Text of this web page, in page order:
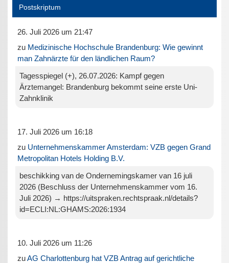
Postskriptum
26. Juli 2026 um 21:47
zu Medizinische Hochschule Brandenburg: Wie gewinnt
man Zahnärzte für den ländlichen Raum?
Tagesspiegel (+), 26.07.2026: Kampf gegen
Ärztemangel: Brandenburg bekommt seine erste Uni-
Zahnklinik
17. Juli 2026 um 16:18
zu Unternehmenskammer Amsterdam: VZB gegen Grand
Metropolitan Hotels Holding B.V.
beschikking van de Ondernemingskamer van 16 juli
2026 (Beschluss der Unternehmenskammer vom 16.
Juli 2026) → https://uitspraken.rechtspraak.nl/details?
id=ECLI:NL:GHAMS:2026:1934
10. Juli 2026 um 11:26
zuAG Charlottenburg hat VZB Antrag auf gerichtliche